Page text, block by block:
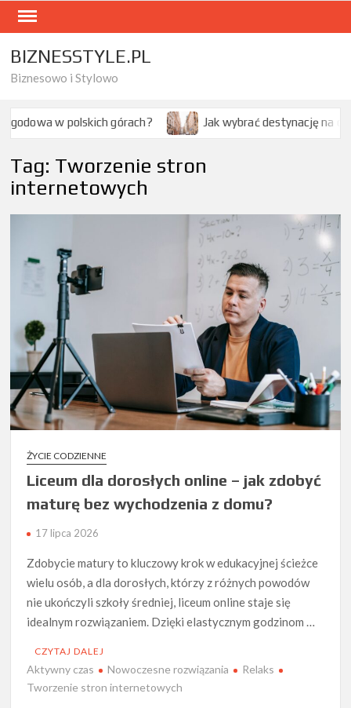
Skip
content
BIZNESSTYLE.PL
Biznesowo i Stylowo
Jak wybrać destynację na citybreak w Europie?
Tag: Tworzenie stron
internetowych
ŻYCIE CODZIENNE
Liceum dla dorosłych online – jak zdobyć
maturę bez wychodzenia z domu?
17 lipca 2026
Zdobycie matury to kluczowy krok w edukacyjnej ścieżce
wielu osób, a dla dorosłych, którzy z różnych powodów
nie ukończyli szkoły średniej, liceum online staje się
idealnym rozwiązaniem. Dzięki elastycznym godzinom …
CZYTAJ DALEJ
Aktywny czas Nowoczesne rozwiązania
Relaks
Tworzenie stron internetowych